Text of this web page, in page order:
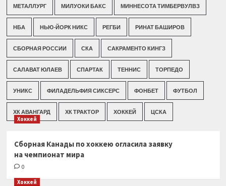
МЕТАЛЛУРГ МИЛУОКИ БАКС МИННЕСОТА ТИМБЕРВУЛВЗ
НБА НЬЮ-ЙОРК НИКС РЕГБИ РИНАТ БАШИРОВ
СБОРНАЯ РОССИИ СКА САКРАМЕНТО КИНГЗ
САЛАВАТ ЮЛАЕВ СПАРТАК ТЕННИС ТОРПЕДО
УНИКС ФИЛАДЕЛЬФИЯ СИКСЕРС ФОНБЕТ ФУТБОЛ
ХК АВАНГАРД ХК ТРАКТОР ХОККЕЙ ЦСКА
Хоккей
Сборная Канады по хоккею огласила заявку
на чемпионат мира
0
Хоккей